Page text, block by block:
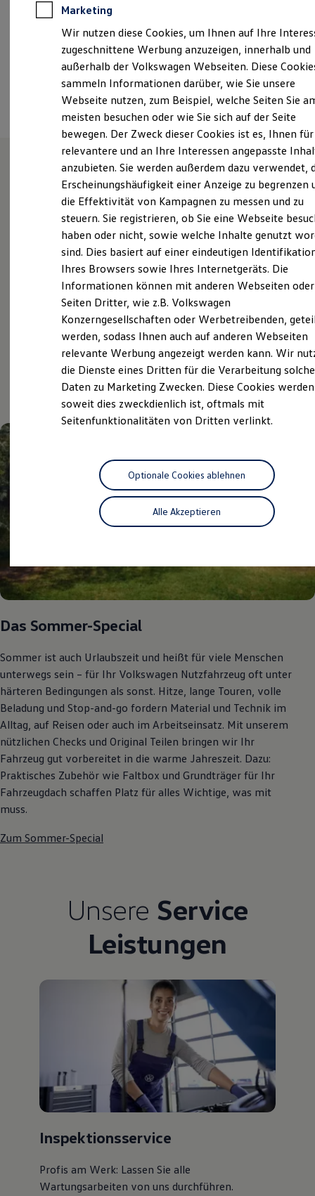
Sommer-Special
Reparatur, Pflege & Inspektion
Servicetermin anfragen
Service-Vorteile bei Volkswagen Nutzfahrzeuge
Economy Service
Räder & Reifen Service
Ersatzfahrzeuge
Notdienst und Pannenhilfe
Software, Konnektivität & Apps
California App
VW Connect für Ihren ID. Buzz
VW Connect für Ihren Transporter/Caravelle
VW Connect für Ihren Amarok
VW Connect für andere Modelle
Connect Pro
Fleet Interface Data
Multistop Pathfinder
Übersicht Software Updates
Hilfreiches für Besitzer
Fahrerassistenz- und Sicherheitssysteme
Kontrollleuchten
Kurzfahrprofile und Ölverdünnung
Batterieverordnung
XTL-Dieselkraftstoff
Ersatzteile und Betriebsflüssigkeiten
Original Zubehör und Lifestyle Produkte
myVolkswagen Business
Elektrisch & Autonom
Elektro - & Hybridfahrzeuge
Klimafreundlicher Strom
Ladezeitensimulator
Ladelösungen für Privatkunden
Ladelösungen für Gewerbekunden
Wallbox und Ladekabel
Bidirektionales Laden
Förderung & Kosten der Elektrofahrzeuge
Kostensimulator
Autonomes Fahren
Mehr zum ID. Buzz
Online Beratung
California Club
Vanlife
Ratgeber
Routen & Reisen
California Reisen & Erlebnisse
California App
California Lifestyle & Zubehör
Übernachten im California
Marke
Unternehmen
Karriere
Karriere im Unternehmen
Karriere im Autohaus
Natur
Fahrzeugabholung ab Werk
+49 7141 688740
Ansprechpartner
Termin vereinbaren
Unsere Leistungenim
Überblick
Service
Volkswagen Economy
Service
Aktuelle Highlights
und Angebote
Das Sommer-Special
Sommer ist auch Urlaubszeit und heißt für viele Menschen
unterwegs sein – für Ihr Volkswagen Nutzfahrzeug oft unter
härteren Bedingungen als sonst. Hitze, lange Touren, volle
Beladung und Stop-and-go fordern Material und Technik im
Alltag, auf Reisen oder auch im Arbeitseinsatz. Mit unserem
nützlichen Checks und Original Teilen bringen wir Ihr
Fahrzeug gut vorbereitet in die warme Jahreszeit. Dazu:
Praktisches Zubehör wie Faltbox und Grundträger für Ihr
Fahrzeugdach schaffen Platz für alles Wichtige, was mit
muss.
Zum Sommer-Special
Unsere Service
Leistungen
Inspektionsservice
Profis am Werk: Lassen Sie alle
Wartungsarbeiten von uns durchführen.
Marketing
Wir nutzen diese Cookies, um Ihnen auf Ihre
zugeschnittene Werbung anzuzeigen, innerhalb und
außerhalb der Volkswagen Webseiten. Diese
sammeln Informationen darüber, wie Sie unsere
Webseite nutzen, zum Beispiel, welche Seiten Sie
meisten besuchen oder wie Sie sich auf der Seite
bewegen. Der Zweck dieser Cookies ist es, Ihnen für
relevantere und an Ihre Interessen angepasste
anzubieten. Sie werden außerdem dazu verwendet,
Erscheinungshäufigkeit einer Anzeige zu begrenzen
die Effektivität von Kampagnen zu messen und zu
steuern. Sie registrieren, ob Sie eine Webseite
haben oder nicht, sowie welche Inhalte genutzt
sind. Dies basiert auf einer eindeutigen
Ihres Browsers sowie Ihres Internetgeräts. Die
Informationen können mit anderen Webseiten oder
Seiten Dritter, wie z.B. Volkswagen
Konzerngesellschaften oder Werbetreibenden,
werden, sodass Ihnen auch auf anderen Webseiten
relevante Werbung angezeigt werden kann. Wir
die Dienste eines Dritten für die Verarbeitung
Daten zu Marketing Zwecken. Diese Cookies
soweit dies zweckdienlich ist, oftmals mit
Seitenfunktionalitäten von Dritten verlinkt.
Alle Akzeptieren
Optionale Cookies ablehnen